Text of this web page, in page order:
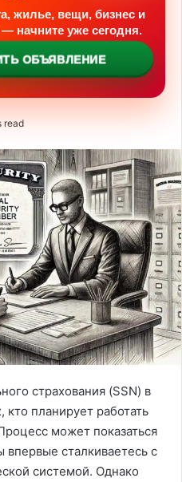
жилье, вещи, бизнес и
начните уже сегодня.
ОБЪЯВЛЕНИЕ
read
страхования (SSN) в
планирует работать
может показаться
сталкиваетесь с
системой. Однако